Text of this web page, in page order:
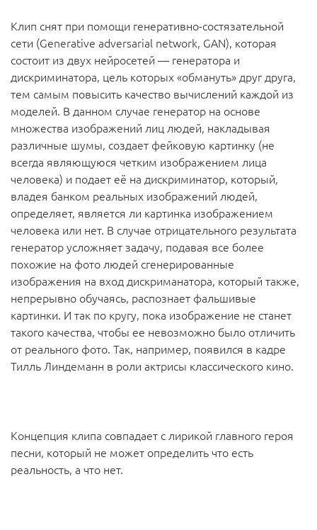
Клип снят при помощи генеративно-состязательной
сети (Generative adversarial network, GAN), которая
состоит из двух нейросетей — генератора и
дискриминатора, цель которых «обмануть» друг друга,
тем самым повысить качество вычислений каждой из
моделей. В данном случае генератор на основе
множества изображений лиц людей, накладывая
различные шумы, создает фейковую картинку (не
всегда являющуюся четким изображением лица
человека) и подает её на дискриминатор, который,
владея банком реальных изображений людей,
определяет, является ли картинка изображением
человека или нет. В случае отрицательного результата
генератор усложняет задачу, подавая все более
похожие на фото людей сгенерированные
изображения на вход дискриманатора, который также,
непрерывно обучаясь, распознает фальшивые
картинки. И так по кругу, пока изображение не станет
такого качества, чтобы ее невозможно было отличить
от реального фото. Так, например, появился в кадре
Тилль Линдеманн в роли актрисы классического кино.
Концепция клипа совпадает с лирикой главного героя
песни, который не может определить что есть
реальность, а что нет.